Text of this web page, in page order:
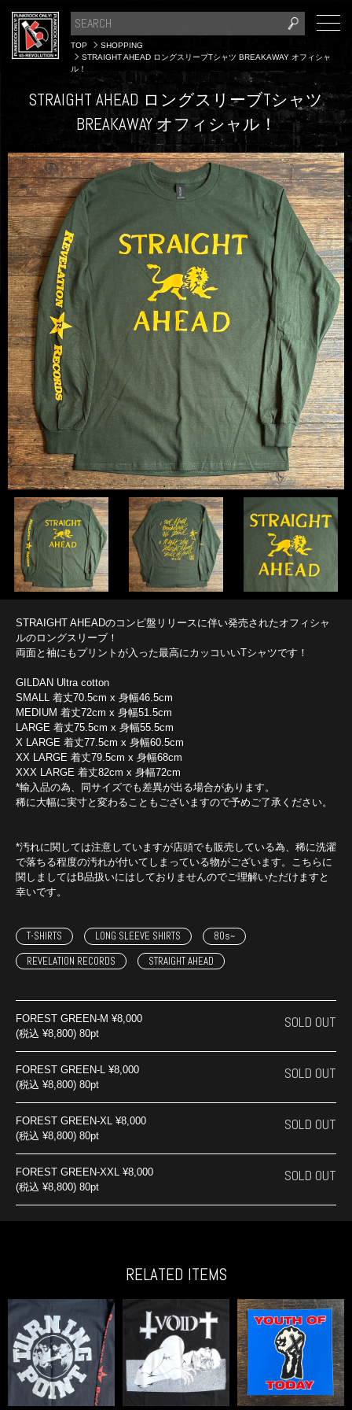
TOP
SHOPPING
STRAIGHT AHEAD ロングスリーブTシャツ BREAKAWAY オフィシャ
ル！
STRAIGHT AHEAD ロングスリーブTシャツ
BREAKAWAY オフィシャル！
STRAIGHT AHEADのコンピ盤リリースに伴い発売されたオフィシャ
ルのロングスリーブ！
両面と袖にもプリントが入った最高にカッコいいTシャツです！
GILDAN Ultra cotton
SMALL 着丈70.5cm x 身幅46.5cm
MEDIUM 着丈72cm x 身幅51.5cm
LARGE 着丈75.5cm x 身幅55.5cm
X LARGE 着丈77.5cm x 身幅60.5cm
XX LARGE 着丈79.5cm x 身幅68cm
XXX LARGE 着丈82cm x 身幅72cm
*輸入品の為、同サイズでも差異が出る場合があります。
稀に大幅に実寸と変わることもございますので予めご了承ください。
*汚れに関しては注意していますが店頭でも販売している為、稀に洗濯
で落ちる程度の汚れが付いてしまっている物がございます。こちらに
関しましてはB品扱いにはしておりませんのでご理解いただけますと
幸いです。
T-SHIRTS LONG SLEEVE SHIRTS
80s~
REVELATION RECORDS
STRAIGHT AHEAD
FOREST GREEN-M ¥8,000
(税込 ¥8,800) 80pt
SOLD OUT
FOREST GREEN-L ¥8,000
(税込 ¥8,800) 80pt
SOLD OUT
FOREST GREEN-XL ¥8,000
(税込 ¥8,800) 80pt
SOLD OUT
FOREST GREEN-XXL ¥8,000
(税込 ¥8,800) 80pt
SOLD OUT
RELATED ITEMS